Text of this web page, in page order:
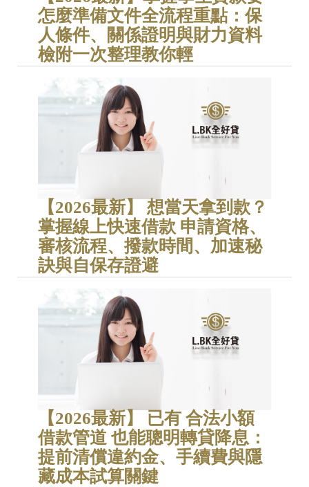
怎麼準備文件全流程重點：保
人條件、關係證明與財力資料
檢附一次整理教你輕
【2026最新】 想當天拿到款？
掌握線上快速借款 申請資格、
審核流程、撥款時間、加速秘
訣與自保存證避
【2026最新】 已有 合法小額
借款管道 也能聰明轉貸降息：
提前清償違約金、手續費與隱
藏成本試算關鍵